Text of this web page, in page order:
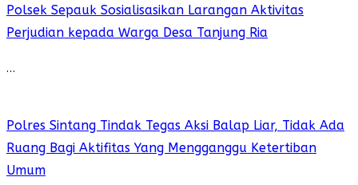
Polsek Sepauk Sosialisasikan Larangan Aktivitas
Perjudian kepada Warga Desa Tanjung Ria
…
Polres Sintang Tindak Tegas Aksi Balap Liar, Tidak Ada
Ruang Bagi Aktifitas Yang Mengganggu Ketertiban
Umum